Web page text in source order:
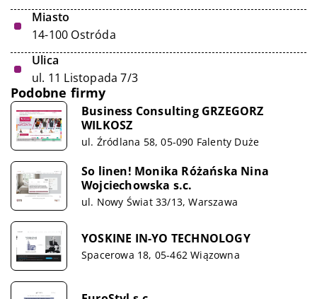
Miasto
14-100 Ostróda
Ulica
ul. 11 Listopada 7/3
Podobne firmy
Business Consulting GRZEGORZ
WILKOSZ
ul. Źródlana 58, 05-090 Falenty Duże
So linen! Monika Różańska Nina
Wojciechowska s.c.
ul. Nowy Świat 33/13, Warszawa
YOSKINE IN-YO TECHNOLOGY
Spacerowa 18, 05-462 Wiązowna